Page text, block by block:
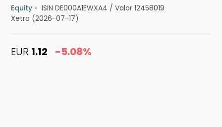
Equity ISIN DE000A1EWXA4 /Valor 12458019
Xetra (2026-07-17)
EUR 1.12 -5.08%